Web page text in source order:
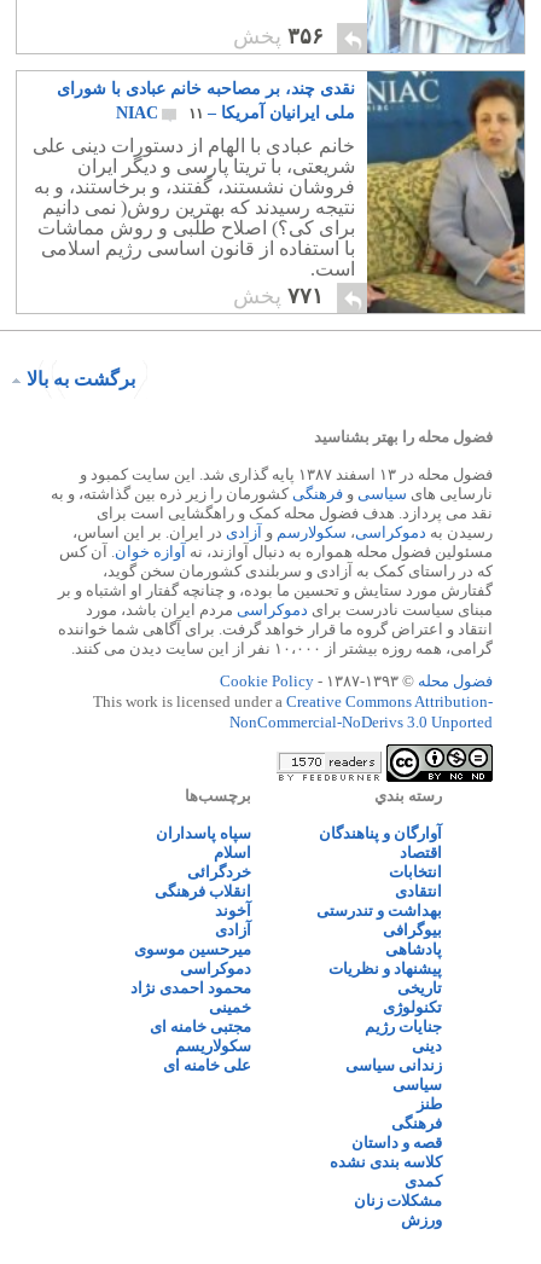
۳۵۶ پخش
نقدی چند، بر مصاحبه خانم عبادی با شورای
ملی ایرانیان آمریکا – NIAC ۱۱
خانم عبادی با الهام از دستورات دینی علی
شریعتی، با تریتا پارسی و دیگر ایران
فروشان نشستند، گفتند، و برخاستند، و به
نتیجه رسیدند که بهترین روش( نمی دانیم
برای کی؟) اصلاح طلبی و روش مماشات
با استفاده از قانون اساسی رژیم اسلامی
است.
۷۷۱ پخش
برگشت به بالا
فضول محله را بهتر بشناسید
فضول محله در ۱۳ اسفند ۱۳۸۷ پایه گذاری شد. این سایت کمبود و
نارسایی های سیاسی و فرهنگی کشورمان را زیر ذره بین گذاشته، و به
نقد می پردازد. هدف فضول محله کمک و راهگشایی است برای
رسیدن به دموکراسی، سکولارسم و آزادی در ایران. بر این اساس،
مسئولین فضول محله همواره به دنبال آوازند، نه آوازه خوان . آن کس
که در راستای کمک به آزادی و سربلندی کشورمان سخن گوید،
گفتارش مورد ستایش و تحسین ما بوده، و چنانچه گفتار او اشتباه و بر
مبنای سیاست نادرست برای دموکراسی مردم ایران باشد، مورد
انتقاد و اعتراض گروه ما قرار خواهد گرفت. برای آگاهی شما خواننده
گرامی، همه روزه بیشتر از ۱۰،۰۰۰ نفر از این سایت دیدن می کنند.
فضول محله © ۱۳۹۳-۱۳۸۷ -
Cookie Policy
This work is licensed under a Creative Commons Attribution-
NonCommercial-NoDerivs 3.0 Unported
رسته بندي
آوارگان و پناهندگان
اقتصاد
انتخابات
انتقادی
بهداشت و تندرستی
بیوگرافی
پادشاهی
پیشنهاد و نظریات
تاریخی
تکنولوژی
جنایات رژیم
دینی
زندانی سیاسی
سیاسی
طنز
فرهنگی
قصه و داستان
کلاسه بندی نشده
کمدی
مشکلات زنان
ورزش
برچسب‌ها
سپاه پاسداران
اسلام
خردگرائی
انقلاب فرهنگی
آخوند
آزادی
میرحسین موسوی
دموکراسی
محمود احمدی نژاد
خمینی
مجتبی خامنه ای
سکولاریسم
علی خامنه ای